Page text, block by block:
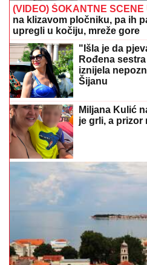
(VIDEO) ŠOKANTNE SCENE
na klizavom pločniku, pa ih
upregli u kočiju, mreže gore
"Išla je da
Rođena
iznijela
Šijanu
Miljana Kulić
je grli, a prizor